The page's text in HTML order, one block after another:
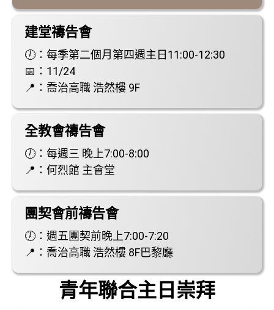
建堂禱告會
🕖：每季第二個月第四週主日11:00-12:30
📅：11/24
📍：喬治高職 浩然樓 9F
全教會禱告會
🕖：每週三 晚上7:00-8:00
📍：何烈館 主會堂
團契會前禱告會
🕖：週五團契前晚上7:00-7:20
📍：喬治高職 浩然樓 8F巴黎廳
青年聯合主日崇拜